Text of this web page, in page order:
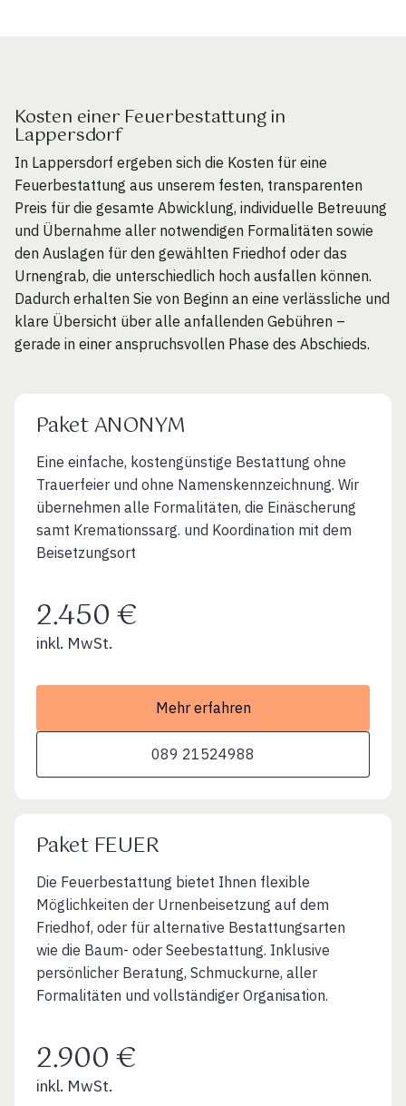
Kosten einer Feuerbestattung in
Lappersdorf
In Lappersdorf ergeben sich die Kosten für eine
Feuerbestattung aus unserem festen, transparenten
Preis für die gesamte Abwicklung, individuelle Betreuung
und Übernahme aller notwendigen Formalitäten sowie
den Auslagen für den gewählten Friedhof oder das
Urnengrab, die unterschiedlich hoch ausfallen können.
Dadurch erhalten Sie von Beginn an eine verlässliche und
klare Übersicht über alle anfallenden Gebühren –
gerade in einer anspruchsvollen Phase des Abschieds.
Paket ANONYM
Eine einfache, kostengünstige Bestattung ohne
Trauerfeier und ohne Namenskennzeichnung. Wir
übernehmen alle Formalitäten, die Einäscherung
samt Kremationssarg. und Koordination mit dem
Beisetzungsort
2.450 €
inkl. MwSt.
Mehr erfahren
089 21524988
Paket FEUER
Die Feuerbestattung bietet Ihnen flexible
Möglichkeiten der Urnenbeisetzung auf dem
Friedhof, oder für alternative Bestattungsarten
wie die Baum- oder Seebestattung. Inklusive
persönlicher Beratung, Schmuckurne, aller
Formalitäten und vollständiger Organisation.
2.900 €
inkl. MwSt.